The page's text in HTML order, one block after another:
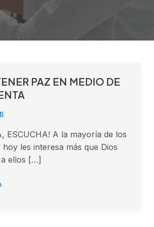
PAZ EN MEDIO DE
ESCUCHA! A la mayoría de los
hoy les interesa más que Dios
ellos […]